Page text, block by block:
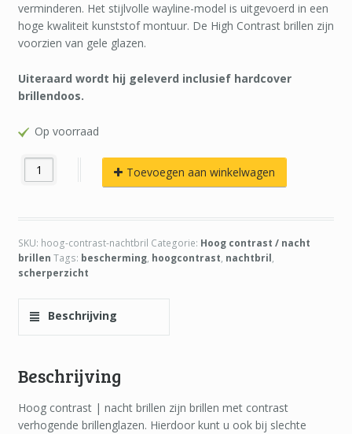
verminderen. Het stijlvolle wayline-model is uitgevoerd in een
hoge kwaliteit kunststof montuur. De High Contrast brillen zijn
voorzien van gele glazen.
Uiteraard wordt hij geleverd inclusief hardcover
brillendoos.
Op voorraad
Toevoegen aan winkelwagen
SKU: hoog-contrast-nachtbril Categorie: Hoog contrast / nacht
brillen Tags: bescherming, hoogcontrast, nachtbril,
scherperzicht
Beschrijving
Beschrijving
Hoog contrast | nacht brillen zijn brillen met contrast
verhogende brillenglazen. Hierdoor kunt u ook bij slechte